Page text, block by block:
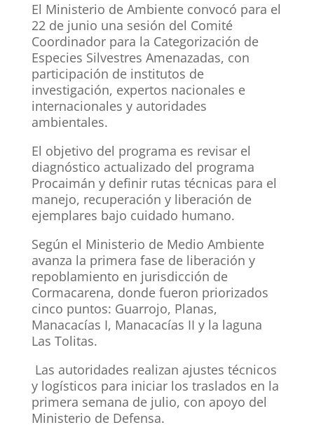
El Ministerio de Ambiente convocó para el
22 de junio una sesión del Comité
Coordinador para la Categorización de
Especies Silvestres Amenazadas, con
participación de institutos de
investigación, expertos nacionales e
internacionales y autoridades
ambientales.
El objetivo del programa es revisar el
diagnóstico actualizado del programa
Procaimán y definir rutas técnicas para el
manejo, recuperación y liberación de
ejemplares bajo cuidado humano.
Según el Ministerio de Medio Ambiente
avanza la primera fase de liberación y
repoblamiento en jurisdicción de
Cormacarena, donde fueron priorizados
cinco puntos: Guarrojo, Planas,
Manacacías I, Manacacías II y la laguna
Las Tolitas.
Las autoridades realizan ajustes técnicos
y logísticos para iniciar los traslados en la
primera semana de julio, con apoyo del
Ministerio de Defensa.